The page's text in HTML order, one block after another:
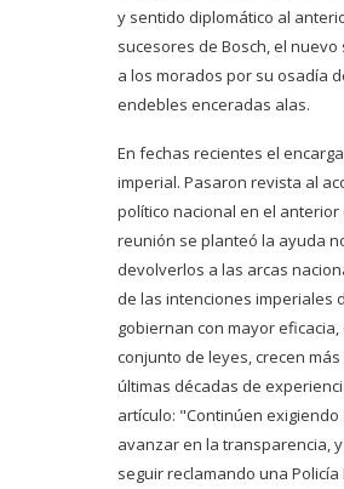
y sentido diplomático al
sucesores de Bosch, el
a los morados por su osadía
endebles enceradas alas.
En fechas recientes el
imperial. Pasaron revista al
político nacional en el
reunión se planteó la ayuda
devolverlos a las arcas
de las intenciones imperiales
gobiernan con mayor
conjunto de leyes, crecen
últimas décadas de
artículo: "Continúen
avanzar en la transparencia,
seguir reclamando una